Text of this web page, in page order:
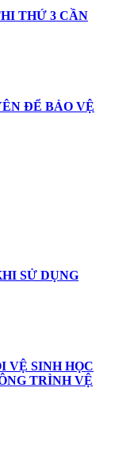
THỨ 3 CẦN
ĐỂ BẢO VỆ
SỬ DỤNG
VỆ SINH HỌC
TRÌNH VỆ